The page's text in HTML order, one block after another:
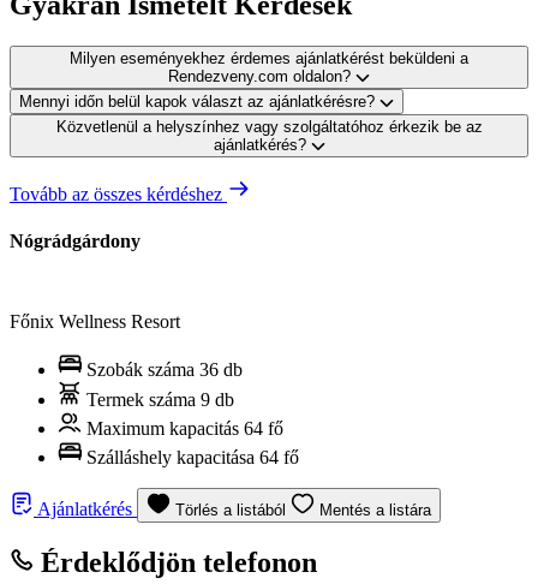
Milyen eseményekhez érdemes ajánlatkérést beküldeni a
Rendezveny.com oldalon?
Mennyi időn belül kapok választ az ajánlatkérésre?
Közvetlenül a helyszínhez vagy szolgáltatóhoz érkezik be az
ajánlatkérés?
Tovább az összes kérdéshez
Nógrádgárdony
Főnix Wellness Resort
Szobák száma 36 db
Termek száma 9 db
Maximum kapacitás 64 fő
Szálláshely kapacitása 64 fő
Ajánlatkérés Törlés a listából Mentés a listára
Érdeklődjön telefonon